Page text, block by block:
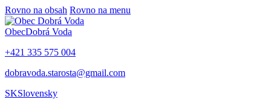
Rovno na obsah Rovno na menu
ObecDobrá Voda
+421 335 575 004
dobravoda.starosta@gmail.com
SKSlovensky